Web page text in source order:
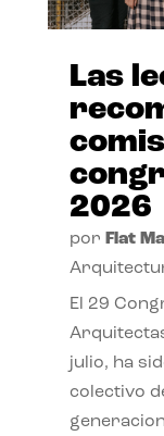
Las
2026
por Flat
El 29
julio, ha
colectivo